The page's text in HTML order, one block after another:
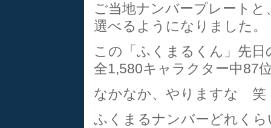
ご当地ナンバープレート
選べるようになりました。
この「ふくまるくん」先
全1,580キャラクター中87
なかなか、やりますな 笑
ふくまるナンバーどれく